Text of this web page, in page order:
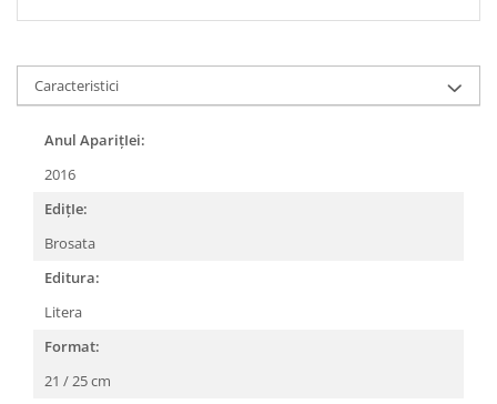
Caracteristici
Anul AparițIei:
2016
EdițIe:
Brosata
Editura:
Litera
Format:
21 / 25 cm